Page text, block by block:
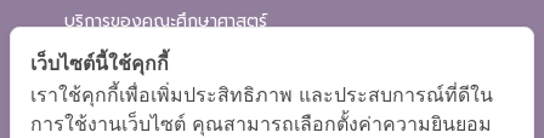
บริการของคณะศึกษาศาสตร์
→ เว็บไซต์คณะศึกษาศาสตร์
→ ระบบจัดการเว็บไซต์
→ ระบบ Admission
→ EDU MIS
เว็บไซต์นี้ใช้คุกกี้
เราใช้คุกกี้เพื่อเพิ่มประสิทธิภาพ และประสบการณ์ที่ดีใน
การใช้งานเว็บไซต์ คุณสามารถเลือกตั้งค่าความยินยอม